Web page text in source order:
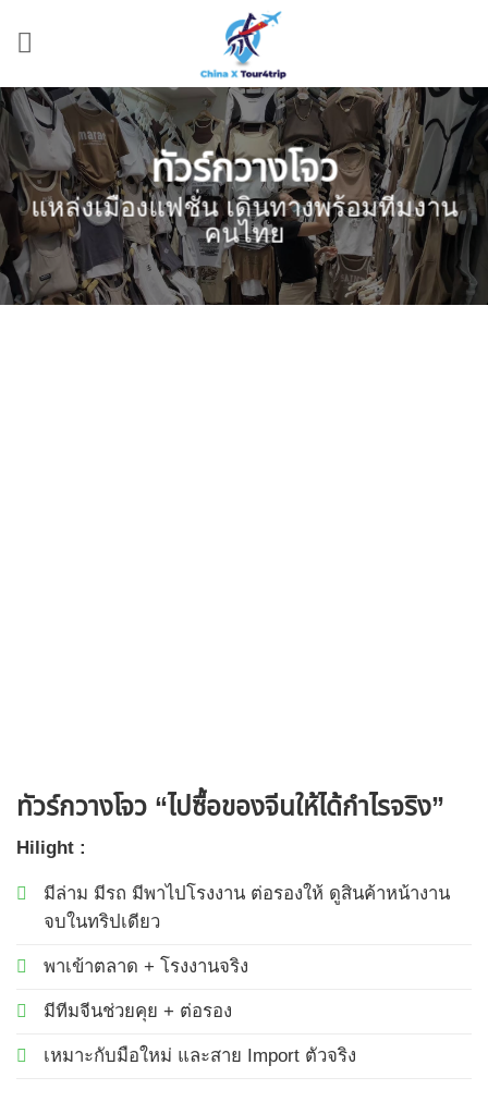
ทัวร์กวางโจว
แหล่งเมืองแฟชั่น เดินทางพร้อมทีมงาน
คนไทย
ทัวร์กวางโจว “ไปซื้อของจีนให้ได้กำไรจริง”
Hilight :
มีล่าม มีรถ มีพาไปโรงงาน ต่อรองให้ ดูสินค้าหน้างาน
จบในทริปเดียว
พาเข้าตลาด + โรงงานจริง
มีทีมจีนช่วยคุย + ต่อรอง
เหมาะกับมือใหม่ และสาย Import ตัวจริง